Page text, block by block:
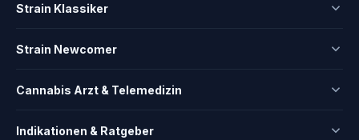
Strain Klassiker
Strain Newcomer
Cannabis Arzt & Telemedizin
Indikationen & Ratgeber